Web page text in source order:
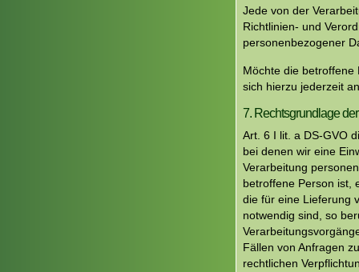
Jede von der
Richtlinien- und
personenbezogener
Möchte die betroffene
sich hierzu jederzeit
7. Rechtsgrundlage
Art. 6 I lit. a DS-GVO
bei denen wir eine
Verarbeitung
betroffene Person ist,
die für eine Lieferung
notwendig sind, so
Fällen von Anfragen
rechtlichen